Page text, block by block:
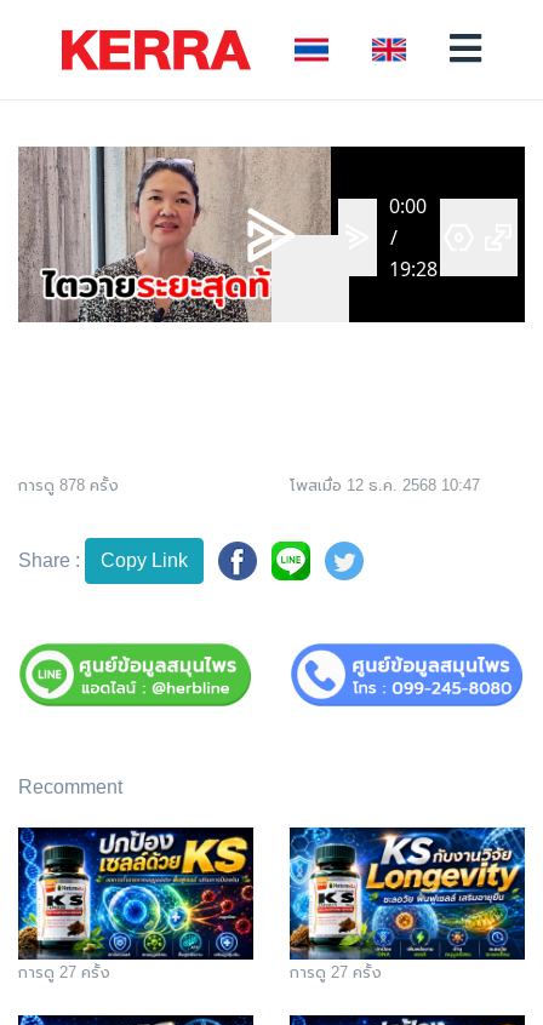
การดู 878 ครั้ง โพสเมื่อ 12 ธ.ค. 2568 10:47
Share : Copy Link
Recomment
การดู 27 ครั้ง การดู 27 ครั้ง